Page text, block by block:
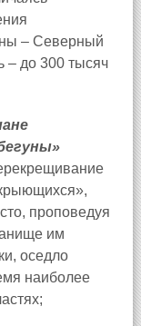
– Северный
– до 300 тысяч
проповедуя
им
оседло
наиболее